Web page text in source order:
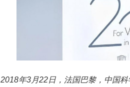
2018年3月22日，法国巴黎，中国